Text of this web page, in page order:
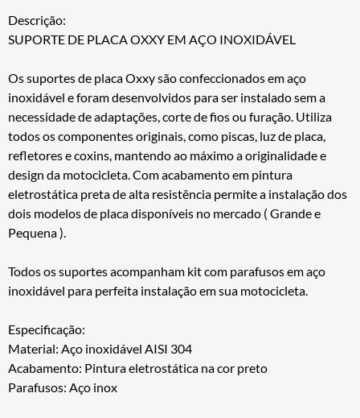
Descrição:
SUPORTE DE PLACA OXXY EM AÇO INOXIDÁVEL
Os suportes de placa Oxxy são confeccionados em aço
inoxidável e foram desenvolvidos para ser instalado sem a
necessidade de adaptações, corte de fios ou furação. Utiliza
todos os componentes originais, como piscas, luz de placa,
refletores e coxins, mantendo ao máximo a originalidade e
design da motocicleta. Com acabamento em pintura
eletrostática preta de alta resistência permite a instalação dos
dois modelos de placa disponíveis no mercado ( Grande e
Pequena ).
Todos os suportes acompanham kit com parafusos em aço
inoxidável para perfeita instalação em sua motocicleta.
Especificação:
Material: Aço inoxidável AISI 304
Acabamento: Pintura eletrostática na cor preto
Parafusos: Aço inox